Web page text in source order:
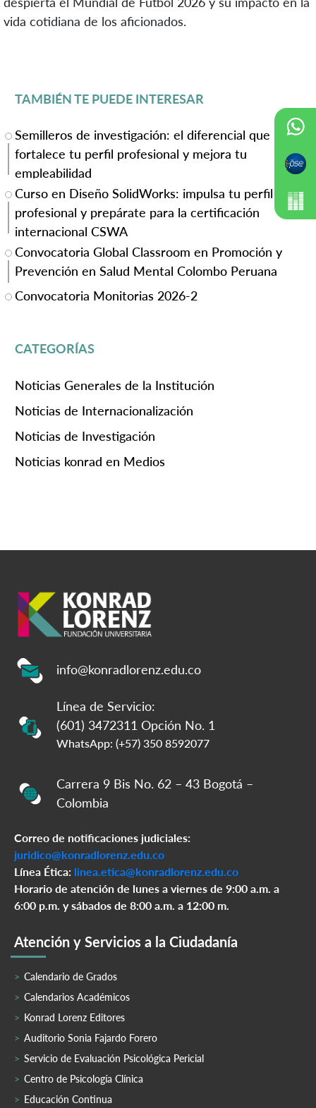
vida cotidiana de los aficionados.
TAMBIÉN TE PUEDE INTERESAR
Semilleros de investigación: el diferencial que
fortalece tu perfil profesional y mejora tu
empleabilidad
Curso en Diseño SolidWorks: impulsa tu perfil
profesional y prepárate para la certificación
internacional CSWA
Convocatoria Global Classroom en Promoción y
Prevención en Salud Mental Colombo Peruana
Convocatoria Monitorias 2026-2
CATEGORÍAS
Noticias Generales de la Institución
Noticias de Internacionalización
Noticias de Investigación
Noticias konrad en Medios
info@konradlorenz.edu.co
Línea de Servicio:
(601) 3472311 Opción No. 1
WhatsApp: (+57) 350 8592077
Carrera 9 Bis No. 62 – 43 Bogotá –
Colombia
Correo de notificaciones judiciales:
juridico@konradlorenz.edu.co
Línea Ética: linea.etica@konradlorenz.edu.co
Horario de atención de lunes a viernes de 9:00 a.m. a
6:00 p.m. y sábados de 8:00 a.m. a 12:00 m.
Atención y Servicios a la Ciudadanía
Calendario de Grados
Calendarios Académicos
Konrad Lorenz Editores
Auditorio Sonia Fajardo Forero
Servicio de Evaluación Psicológica Pericial
Centro de Psicología Clínica
Educación Continua